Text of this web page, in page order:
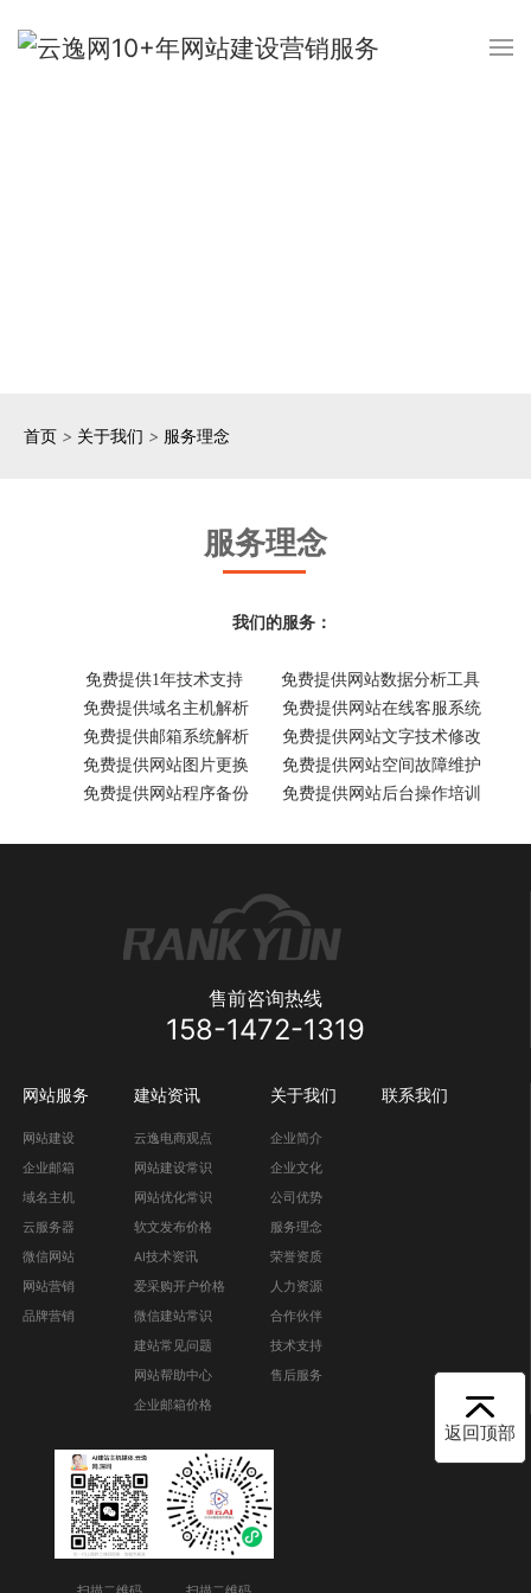
首页 > 关于我们 > 服务理念
服务理念
我们的服务：
免费提供1年技术支持 免费提供网站数据分析工具
免费提供域名主机解析 免费提供网站在线客服系统
免费提供邮箱系统解析 免费提供网站文字技术修改
免费提供网站图片更换 免费提供网站空间故障维护
免费提供网站程序备份 免费提供网站后台操作培训
售前咨询热线
158-1472-1319
网站服务
网站建设
企业邮箱
域名主机
云服务器
微信网站
网站营销
品牌营销
建站资讯
云逸电商观点
网站建设常识
网站优化常识
软文发布价格
AI技术资讯
爱采购开户价格
微信建站常识
建站常见问题
网站帮助中心
企业邮箱价格
关于我们
企业简介
企业文化
公司优势
服务理念
荣誉资质
人力资源
合作伙伴
技术支持
售后服务
联系我们
返回顶部